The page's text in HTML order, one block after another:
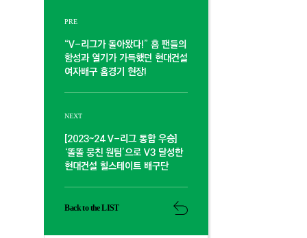
PRE
“V-리그가 돌아왔다!” 홈 팬들의
함성과 열기가 가득했던 현대건설
여자배구 홈경기 현장!
NEXT
[2023~24 V-리그 통합 우승]
‘똘똘 뭉친 원팀’으로 V3 달성한
현대건설 힐스테이트 배구단
Back to the LIST